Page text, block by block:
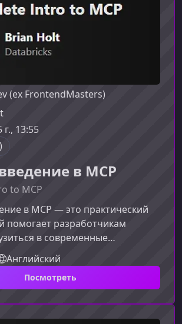
(ex FrontendMasters)
г., 13:55
в MCP
to MCP
в MCP — это практический
помогает разработчикам
в современные
роль MCP в экосистеме
создавать собственные
AI‑агентов. Материал
которые хотят
Английский
Посмотреть